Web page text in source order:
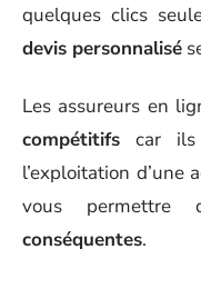
quelques clics
devis personnalisé
Les assureurs en
compétitifs car ils
l’exploitation d’une
vous
conséquentes.